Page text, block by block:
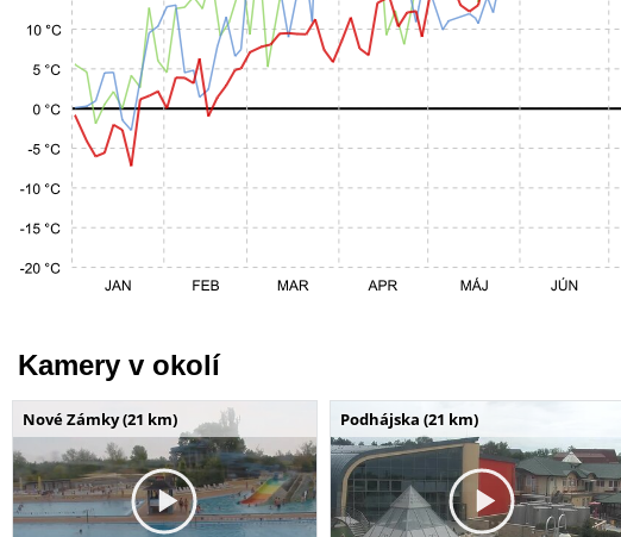
Kamery v okolí
Nové Zámky (21 km) Podhájska (21 km)